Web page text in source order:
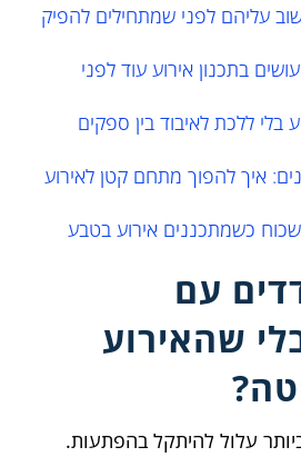
עליהם לפני שמתחילים להפיק
בתכנון אירוע עוד לפני
בלי ללכת לאיבוד בין ספקים
איך להפוך מתחם קטן לאירוע
עם
שהאירוע
עלול להיתקל בהפתעות.